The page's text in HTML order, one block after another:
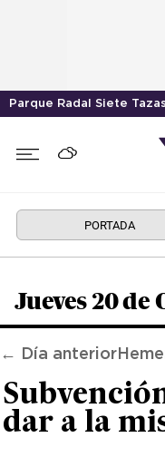
Parque Radal Siete Tazas
PORTADA
Jueves 20 de
← Día anterior
dar a la